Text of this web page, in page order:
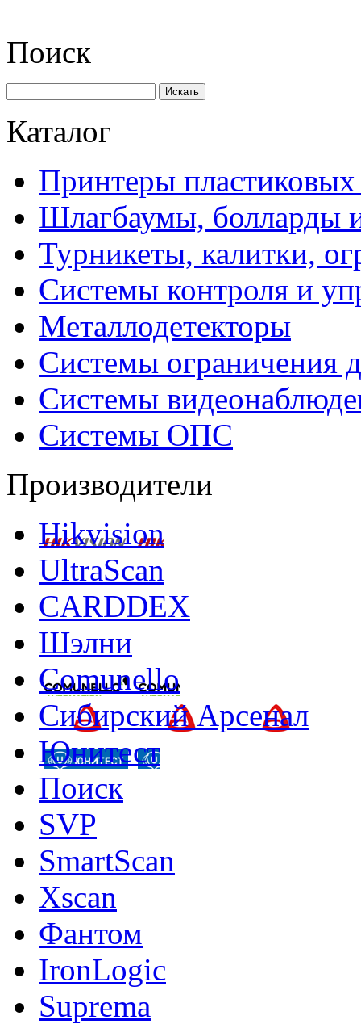
Поиск
Искать
Каталог
Принтеры пластиковых
Шлагбаумы, болларды
Турникеты, калитки,
Системы контроля и
Металлодетекторы
Системы ограничения
Системы
Системы ОПС
Производители
Hikvision
UltraScan
CARDDEX
Шэлни
Comunello
Сибирский Арсенал
Юнитест
Поиск
SVP
SmartScan
Xscan
Фантом
IronLogic
Suprema